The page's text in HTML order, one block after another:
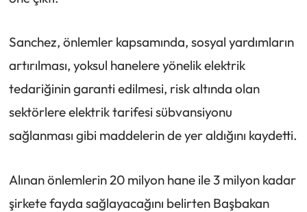
Sanchez, önlemler kapsamında, sosyal yardımların
artırılması, yoksul hanelere yönelik elektrik
tedariğinin garanti edilmesi, risk altında olan
sektörlere elektrik tarifesi sübvansiyonu
sağlanması gibi maddelerin de yer aldığını kaydetti.
Alınan önlemlerin 20 milyon hane ile 3 milyon kadar
şirkete fayda sağlayacağını belirten Başbakan